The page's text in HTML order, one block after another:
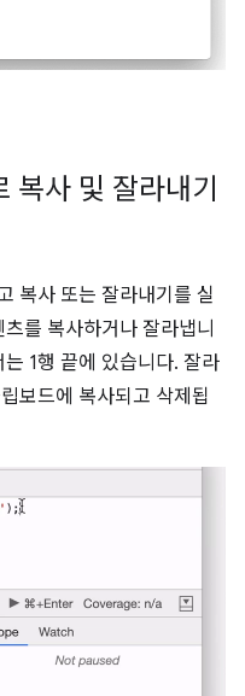
복사 및 잘라내기
복사 또는 잘라내기를 실
를 복사하거나 잘라냅니
1행 끝에 있습니다. 잘라
보드에 복사되고 삭제됩